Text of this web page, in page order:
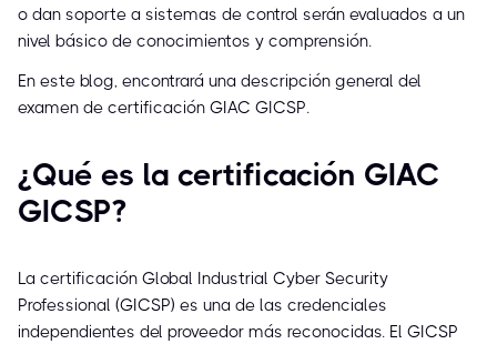
o dan soporte a sistemas de control serán evaluados a un
nivel básico de conocimientos y comprensión.
En este blog, encontrará una descripción general del
examen de certificación GIAC GICSP.
¿Qué es la certificación GIAC
GICSP?
La certificación Global Industrial Cyber Security
Professional (GICSP) es una de las credenciales
independientes del proveedor más reconocidas. El GICSP